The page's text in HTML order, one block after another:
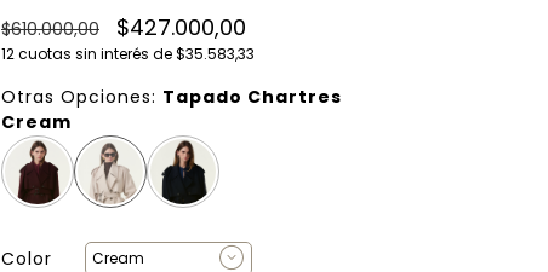
$610.000,00 $427.000,00
12cuotas sin interés de$35.583,33
Otras Opciones: Tapado Chartres
Cream
Color